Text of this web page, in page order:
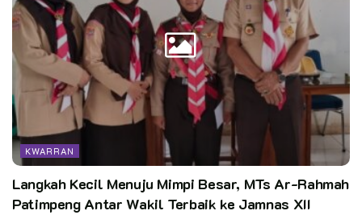
kasih atas dukungan yang diberikan oleh semua pihak.
“Terima kasih kepada Kwarcab Banyuwangi yang telah
mempercayakan kegiatan ini kepada kami. Ini adalah
kehormatan sekaligus amanah besar yang telah kami upayakan
semaksimal mungkin. Semoga para Pramuka Garuda yang
dilantik hari ini menjadi cerminan kualitas pembinaan di
gugusdepan masing-masing,” ungkapnya.
KWARRAN
Langkah Kecil Menuju Mimpi Besar, MTs Ar-Rahmah
Patimpeng Antar Wakil Terbaik ke Jamnas XII